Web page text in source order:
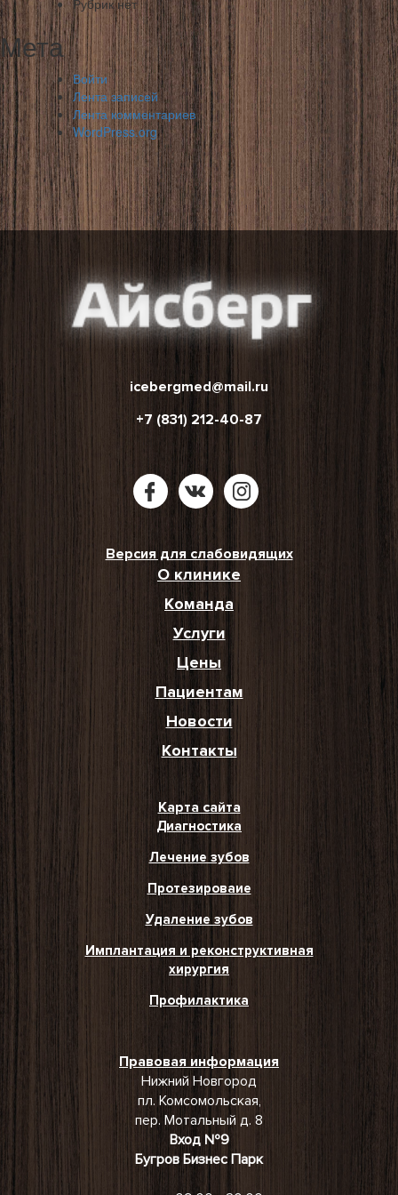
Рубрик нет
Мета
Войти
Лента записей
Лента комментариев
WordPress.org
icebergmed@mail.ru
+7 (831) 212-40-87
Версия для слабовидящих
О клинике
Команда
Услуги
Цены
Пациентам
Новости
Контакты
Карта сайта
Диагностика
Лечение зубов
Протезироваие
Удаление зубов
Имплантация и реконструктивная
хирургия
Профилактика
Правовая информация
Нижний Новгород
пл. Комсомольская,
пер. Мотальный д. 8
Вход №9
Бугров Бизнес Парк